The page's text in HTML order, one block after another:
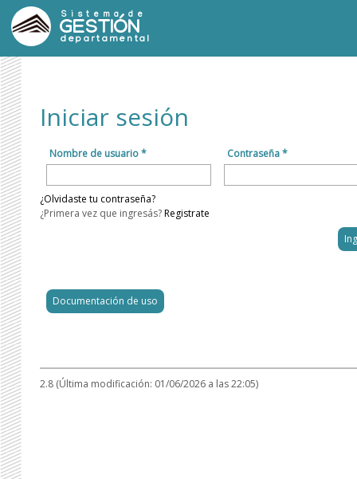
Sistema de
GESTIÓN
departamental
Iniciar sesión
Nombre de usuario * Contraseña *
¿Olvidaste tu contraseña?
¿Primera vez que ingresás?Registrate
Documentación de uso
2.8 (Última modificación: 01/06/2026 a las 22:05)